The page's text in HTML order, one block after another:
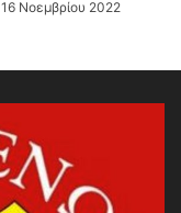
16 Νοεμβρίου 2022